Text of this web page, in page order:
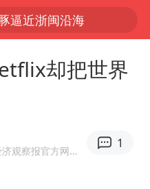
逼近浙闽沿海
列腺癌恶化却把世界
·经济观察报官方网易号
1